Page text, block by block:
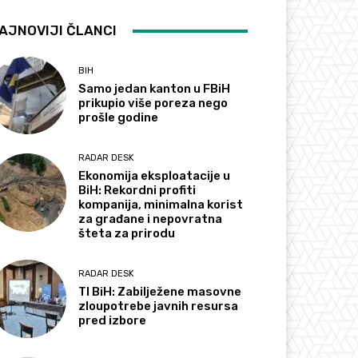
ČLANCI
BIH
Samo jedan kanton u FBiH
prikupio više poreza nego
prošle godine
RADAR DESK
Ekonomija eksploatacije u
BiH: Rekordni profiti
kompanija, minimalna korist
za građane i nepovratna
šteta za prirodu
RADAR DESK
TI BiH: Zabilježene masovne
zloupotrebe javnih resursa
pred izbore